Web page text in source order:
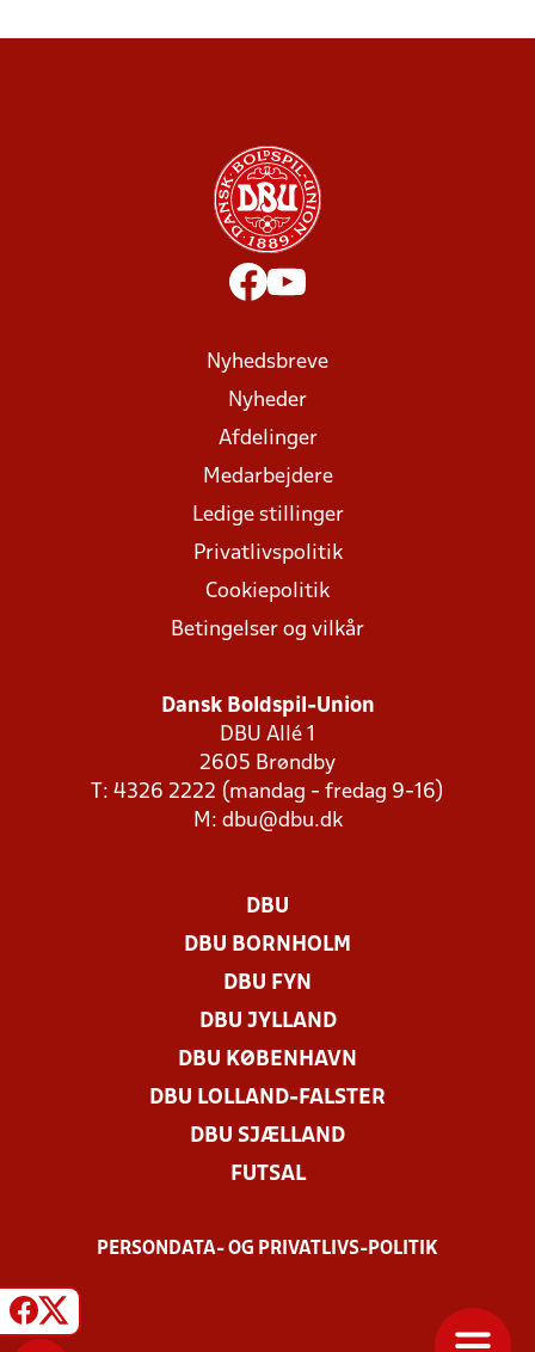
Nyhedsbreve
Nyheder
Afdelinger
Medarbejdere
Ledige stillinger
Privatlivspolitik
Cookiepolitik
Betingelser og vilkår
Dansk Boldspil-Union
DBU Allé 1
2605 Brøndby
T: 4326 2222 (mandag - fredag 9-16)
M: dbu@dbu.dk
DBU
DBU BORNHOLM
DBU FYN
DBU JYLLAND
DBU KØBENHAVN
DBU LOLLAND-FALSTER
DBU SJÆLLAND
FUTSAL
PERSONDATA- OG PRIVATLIVS-POLITIK